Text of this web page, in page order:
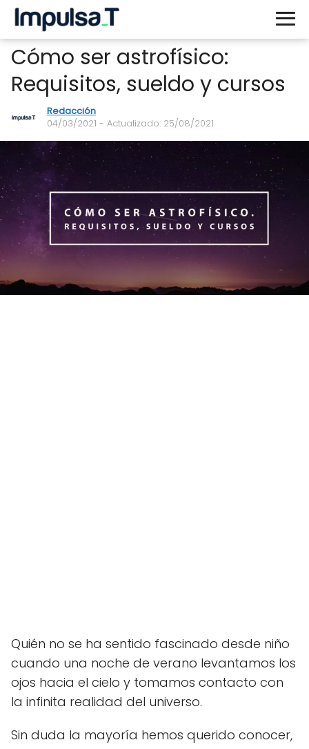
Cómo ser astrofísico:
Requisitos, sueldo y cursos
Redacción
04/03/2021 - Actualizado: 25/08/2021
Quién no se ha sentido fascinado desde niño
cuando una noche de verano levantamos los
ojos hacia el cielo y tomamos contacto con
la infinita realidad del universo.
Sin duda la mayoría hemos querido conocer,